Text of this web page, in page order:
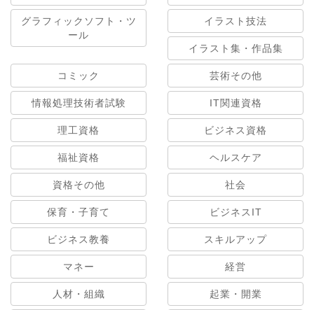
グラフィックソフト・ツ
ール
イラスト技法
イラスト集・作品集
コミック 芸術その他
情報処理技術者試験 IT関連資格
理工資格 ビジネス資格
福祉資格 ヘルスケア
資格その他 社会
保育・子育て ビジネスIT
ビジネス教養 スキルアップ
マネー 経営
人材・組織 起業・開業